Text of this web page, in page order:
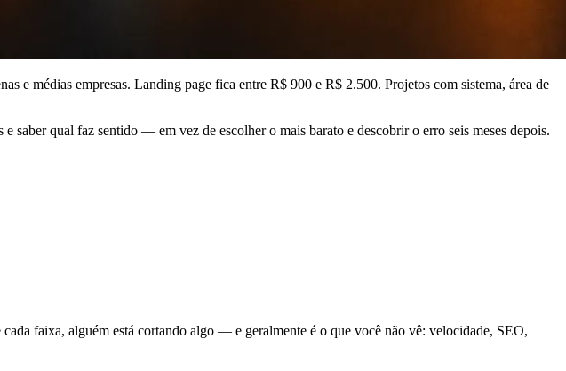
e médias empresas. Landing page fica entre R$ 900 e R$ 2.500. Projetos com sistema, área de
saber qual faz sentido — em vez de escolher o mais barato e descobrir o erro seis meses depois.
faixa, alguém está cortando algo — e geralmente é o que você não vê: velocidade, SEO,